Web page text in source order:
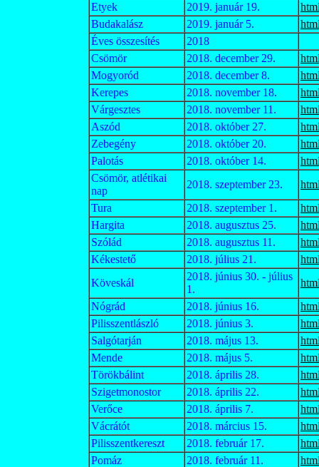
Etyek
2019. január 19.
Budakalász
2019. január 5.
Éves összesítés
2018
Csömör
2018. december 29.
Mogyoród
2018. december 8.
Kerepes
2018. november 18.
Várgesztes
2018. november 11.
Aszód
2018. október 27.
Zebegény
2018. október 20.
Palotás
2018. október 14.
Csömör, atlétikai
nap
2018. szeptember 23.
Tura
2018. szeptember 1.
Hargita
2018. augusztus 25.
Szólád
2018. augusztus 11.
Kékestető
2018. július 21.
Köveskál
2018. június 30. - július
1.
Nógrád
2018. június 16.
Pilisszentlászló
2018. június 3.
Salgótarján
2018. május 13.
Mende
2018. május 5.
Törökbálint
2018. április 28.
Szigetmonostor
2018. április 22.
Verőce
2018. április 7.
Vácrátót
2018. március 15.
Pilisszentkereszt
2018. február 17.
Pomáz
2018. február 11.